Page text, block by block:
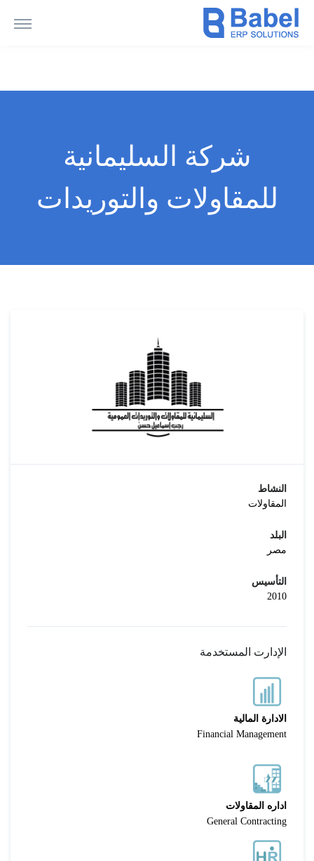
شركة السليمانية
للمقاولات والتوريدات
النشاط
المقاولات
البلد
مصر
التأسيس
2010
الإدارت المستخدمة
الادارة المالية
Financial Management
اداره المقاولات
General Contracting